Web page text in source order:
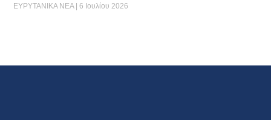
ΕΥΡΥΤΑΝΙΚΑ ΝΕΑ 6 Ιουλίου 2026